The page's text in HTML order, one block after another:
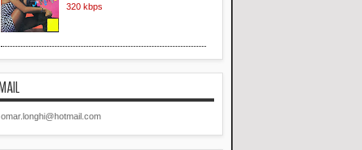
320 kbps
omar.longhi@hotmail.com